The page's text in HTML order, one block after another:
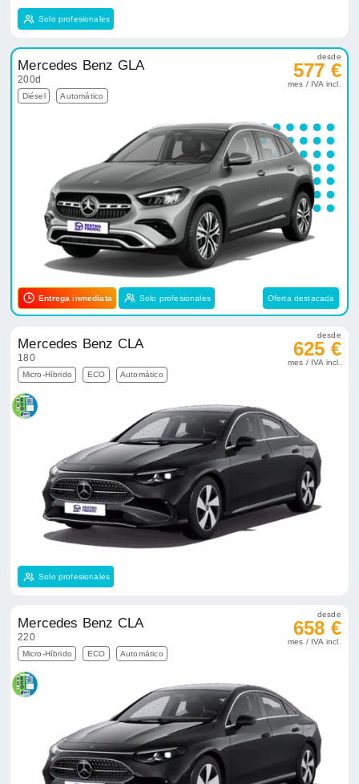
Solo profesionales
Mercedes Benz GLA
200d
Diésel Automático
desde
577 €
mes / IVA incl.
Entrega inmediata Solo profesionales Oferta destacada
Mercedes Benz CLA
180
Micro-Híbrido ECO Automático
desde
625 €
mes / IVA incl.
Solo profesionales
Mercedes Benz CLA
220
Micro-Híbrido ECO Automático
desde
658 €
mes / IVA incl.